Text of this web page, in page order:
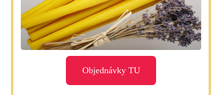
Objednávky TU